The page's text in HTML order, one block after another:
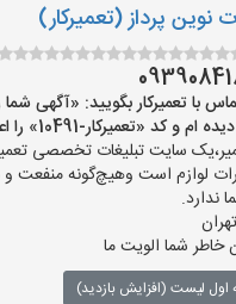
پرداز (تعمیرکار)
با تعمیرکار بگویید: «آگهی شما
«تعمیرکار-10491» را اعلام کنید»
سایت تبلیغات تخصصی
لوازم است وهیچ‌گونه منفعت و
ندارد.
خاطر شما الویت ما
اول لیست (افزایش بازدید)